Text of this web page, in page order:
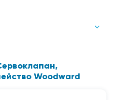
Woodward